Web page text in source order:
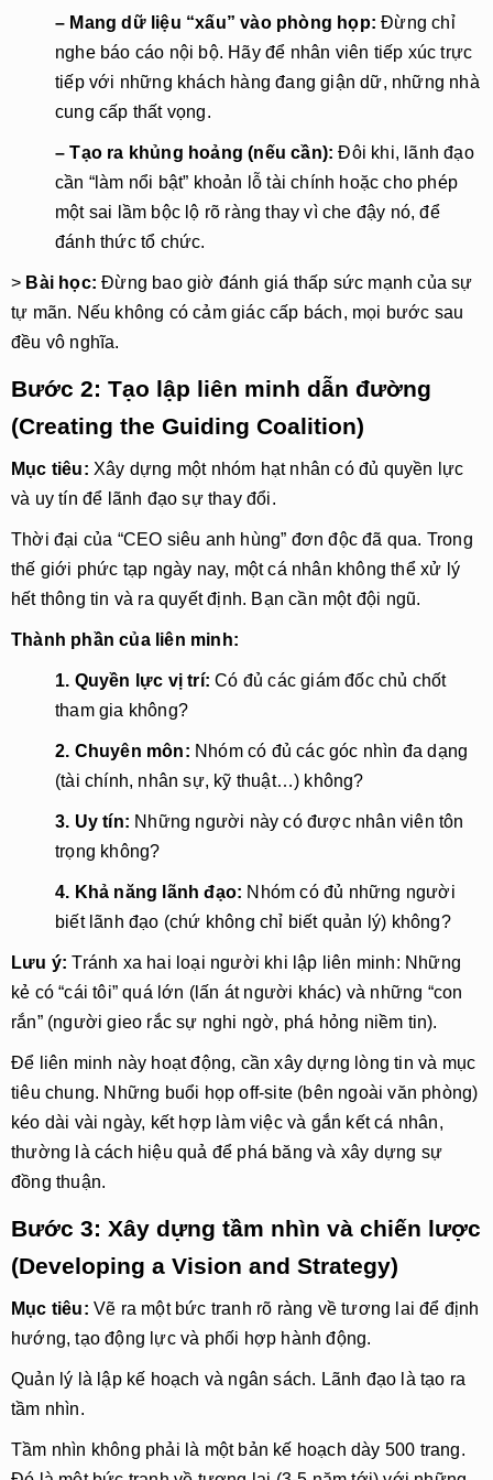
– Mang dữ liệu “xấu” vào phòng họp: Đừng chỉ
nghe báo cáo nội bộ. Hãy để nhân viên tiếp xúc trực
tiếp với những khách hàng đang giận dữ, những nhà
cung cấp thất vọng.
– Tạo ra khủng hoảng (nếu cần): Đôi khi, lãnh đạo
cần “làm nổi bật” khoản lỗ tài chính hoặc cho phép
một sai lầm bộc lộ rõ ràng thay vì che đậy nó, để
đánh thức tổ chức.
> Bài học: Đừng bao giờ đánh giá thấp sức mạnh của sự
tự mãn. Nếu không có cảm giác cấp bách, mọi bước sau
đều vô nghĩa.
Bước 2: Tạo lập liên minh dẫn đường
(Creating the Guiding Coalition)
Mục tiêu: Xây dựng một nhóm hạt nhân có đủ quyền lực
và uy tín để lãnh đạo sự thay đổi.
Thời đại của “CEO siêu anh hùng” đơn độc đã qua. Trong
thế giới phức tạp ngày nay, một cá nhân không thể xử lý
hết thông tin và ra quyết định. Bạn cần một đội ngũ.
Thành phần của liên minh:
1. Quyền lực vị trí: Có đủ các giám đốc chủ chốt
tham gia không?
2. Chuyên môn: Nhóm có đủ các góc nhìn đa dạng
(tài chính, nhân sự, kỹ thuật…) không?
3. Uy tín: Những người này có được nhân viên tôn
trọng không?
4. Khả năng lãnh đạo: Nhóm có đủ những người
biết lãnh đạo (chứ không chỉ biết quản lý) không?
Lưu ý: Tránh xa hai loại người khi lập liên minh: Những
kẻ có “cái tôi” quá lớn (lấn át người khác) và những “con
rắn” (người gieo rắc sự nghi ngờ, phá hỏng niềm tin).
Để liên minh này hoạt động, cần xây dựng lòng tin và mục
tiêu chung. Những buổi họp off-site (bên ngoài văn phòng)
kéo dài vài ngày, kết hợp làm việc và gắn kết cá nhân,
thường là cách hiệu quả để phá băng và xây dựng sự
đồng thuận.
Bước 3: Xây dựng tầm nhìn và chiến lược
(Developing a Vision and Strategy)
Mục tiêu: Vẽ ra một bức tranh rõ ràng về tương lai để định
hướng, tạo động lực và phối hợp hành động.
Quản lý là lập kế hoạch và ngân sách. Lãnh đạo là tạo ra
tầm nhìn.
Tầm nhìn không phải là một bản kế hoạch dày 500 trang.